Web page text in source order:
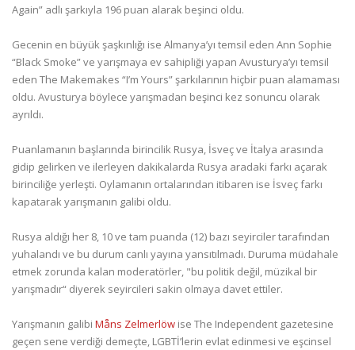
Again” adlı şarkıyla 196 puan alarak beşinci oldu.
Gecenin en büyük şaşkınlığı ise Almanya’yı temsil eden Ann Sophie
“Black Smoke” ve yarışmaya ev sahipliği yapan Avusturya’yı temsil
eden The Makemakes “I’m Yours” şarkılarının hiçbir puan alamaması
oldu. Avusturya böylece yarışmadan beşinci kez sonuncu olarak
ayrıldı.
Puanlamanın başlarında birincilik Rusya, İsveç ve İtalya arasında
gidip gelirken ve ilerleyen dakikalarda Rusya aradaki farkı açarak
birinciliğe yerleşti. Oylamanın ortalarından itibaren ise İsveç farkı
kapatarak yarışmanın galibi oldu.
Rusya aldığı her 8, 10 ve tam puanda (12) bazı seyirciler tarafından
yuhalandı ve bu durum canlı yayına yansıtılmadı. Duruma müdahale
etmek zorunda kalan moderatörler, "bu politik değil, müzikal bir
yarışmadır“ diyerek seyircileri sakin olmaya davet ettiler.
Yarışmanın galibi Måns Zelmerlöw ise The Independent gazetesine
geçen sene verdiği demeçte, LGBTİ’lerin evlat edinmesi ve eşcinsel